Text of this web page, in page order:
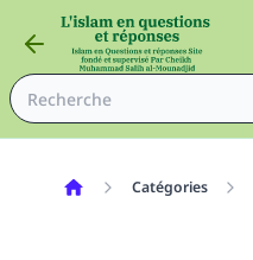
Catégories